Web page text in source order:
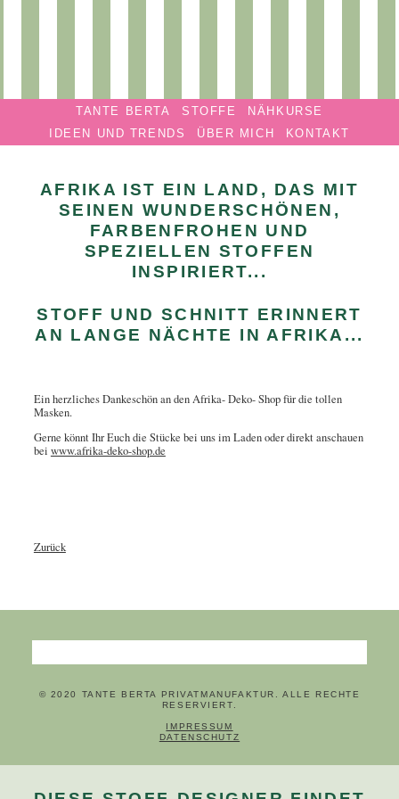
BERTA
Privatmanufaktur
Navigation überspringenTANTE BERTA STOFFE
NÄHKURSE
IDEEN UND TRENDS
ÜBER MICH KONTAKT
AFRIKA IST EIN LAND, DAS MIT
SEINEN WUNDERSCHÖNEN,
FARBENFROHEN UND
SPEZIELLEN STOFFEN
INSPIRIERT...
STOFF UND SCHNITT ERINNERT
AN LANGE NÄCHTE IN AFRIKA...
Ein herzliches Dankeschön an den Afrika- Deko- Shop für die tollen
Masken.
Gerne könnt Ihr Euch die Stücke bei uns im Laden oder direkt anschauen
bei www.afrika-deko-shop.de
Zurück
Suchbegriffe
© 2020 TANTE BERTA PRIVATMANUFAKTUR. ALLE RECHTE
RESERVIERT.
NAVIGATION ÜBERSPRINGEN
IMPRESSUM
DATENSCHUTZ